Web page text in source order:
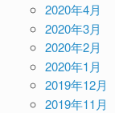
2020年4月
2020年3月
2020年2月
2020年1月
2019年12月
2019年11月